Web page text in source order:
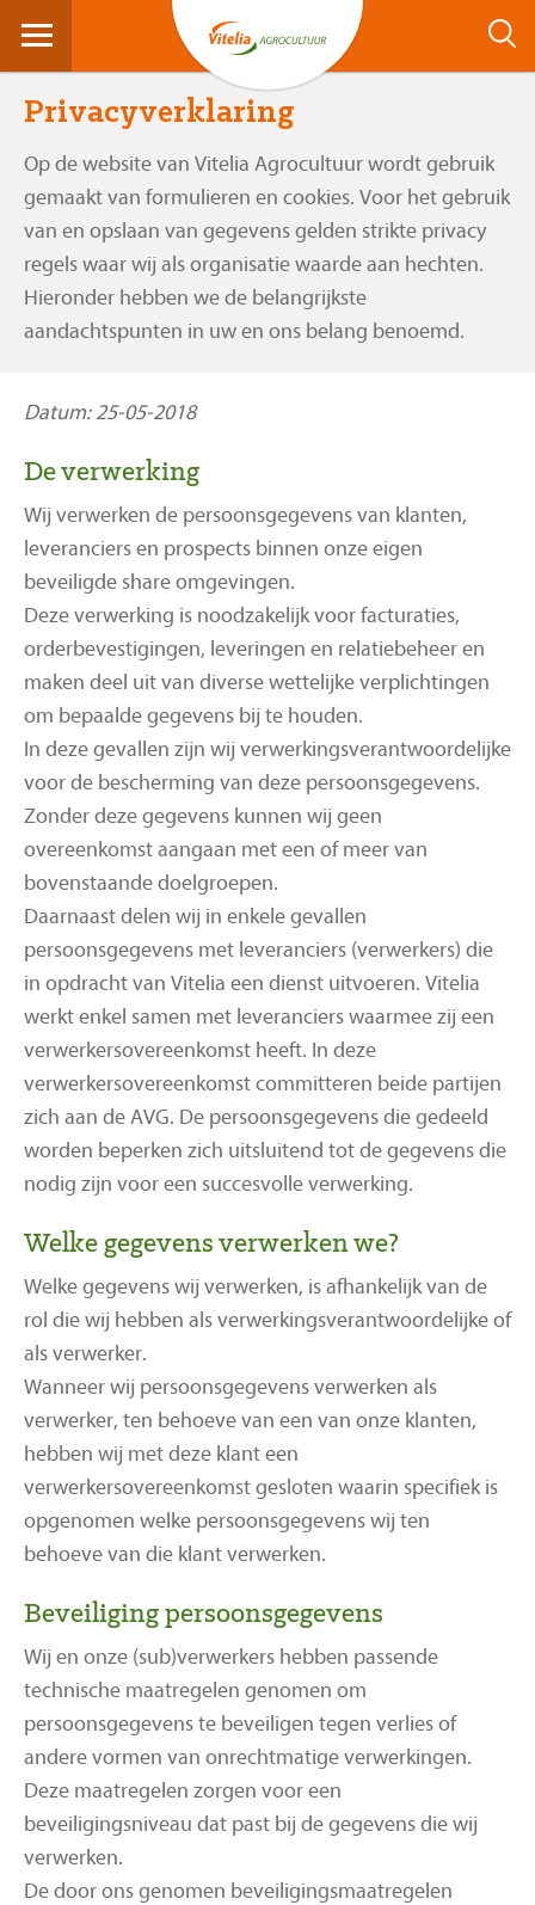
Privacyverklaring
Op de website van Vitelia Agrocultuur wordt gebruik
gemaakt van formulieren en cookies. Voor het gebruik
van en opslaan van gegevens gelden strikte privacy
regels waar wij als organisatie waarde aan hechten.
Hieronder hebben we de belangrijkste
aandachtspunten in uw en ons belang benoemd.
Datum: 25-05-2018
De verwerking
Wij verwerken de persoonsgegevens van klanten,
leveranciers en prospects binnen onze eigen
beveiligde share omgevingen.
Deze verwerking is noodzakelijk voor facturaties,
orderbevestigingen, leveringen en relatiebeheer en
maken deel uit van diverse wettelijke verplichtingen
om bepaalde gegevens bij te houden.
In deze gevallen zijn wij verwerkingsverantwoordelijke
voor de bescherming van deze persoonsgegevens.
Zonder deze gegevens kunnen wij geen
overeenkomst aangaan met een of meer van
bovenstaande doelgroepen.
Daarnaast delen wij in enkele gevallen
persoonsgegevens met leveranciers (verwerkers) die
in opdracht van Vitelia een dienst uitvoeren. Vitelia
werkt enkel samen met leveranciers waarmee zij een
verwerkersovereenkomst heeft. In deze
verwerkersovereenkomst committeren beide partijen
zich aan de AVG. De persoonsgegevens die gedeeld
worden beperken zich uitsluitend tot de gegevens die
nodig zijn voor een succesvolle verwerking.
Welke gegevens verwerken we?
Welke gegevens wij verwerken, is afhankelijk van de
rol die wij hebben als verwerkingsverantwoordelijke of
als verwerker.
Wanneer wij persoonsgegevens verwerken als
verwerker, ten behoeve van een van onze klanten,
hebben wij met deze klant een
verwerkersovereenkomst gesloten waarin specifiek is
opgenomen welke persoonsgegevens wij ten
behoeve van die klant verwerken.
Beveiliging persoonsgegevens
Wij en onze (sub)verwerkers hebben passende
technische maatregelen genomen om
persoonsgegevens te beveiligen tegen verlies of
andere vormen van onrechtmatige verwerkingen.
Deze maatregelen zorgen voor een
beveiligingsniveau dat past bij de gegevens die wij
verwerken.
De door ons genomen beveiligingsmaatregelen